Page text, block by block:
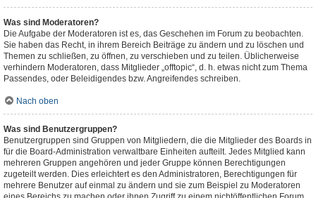
Was sind Moderatoren?
Die Aufgabe der Moderatoren ist es, das Geschehen im Forum zu beobachten.
Sie haben das Recht, in ihrem Bereich Beiträge zu ändern und zu löschen und
Themen zu schließen, zu öffnen, zu verschieben und zu teilen. Üblicherweise
verhindern Moderatoren, dass Mitglieder „offtopic“, d. h. etwas nicht zum Thema
Passendes, oder Beleidigendes bzw. Angreifendes schreiben.
Nach oben
Was sind Benutzergruppen?
Benutzergruppen sind Gruppen von Mitgliedern, die die Mitglieder des Boards in
für die Board-Administration verwaltbare Einheiten aufteilt. Jedes Mitglied kann
mehreren Gruppen angehören und jeder Gruppe können Berechtigungen
zugeteilt werden. Dies erleichtert es den Administratoren, Berechtigungen für
mehrere Benutzer auf einmal zu ändern und sie zum Beispiel zu Moderatoren